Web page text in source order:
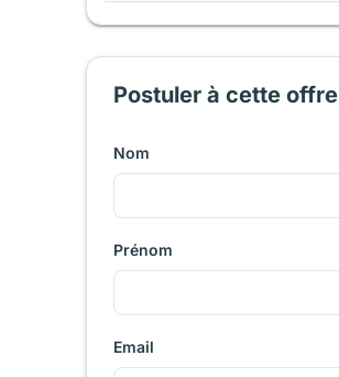
Postuler à cette offre
Nom
Prénom
Email